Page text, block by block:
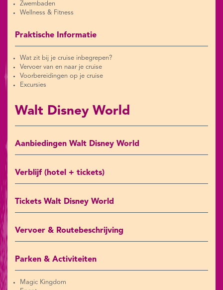
Zwembaden
Wellness & Fitness
Praktische Informatie
Wat zit bij je cruise inbegrepen?
Vervoer van en naar je cruise
Voorbereidingen op je cruise
Excursies
Walt Disney World
Aanbiedingen Walt Disney World
Verblijf (hotel + tickets)
Tickets Walt Disney World
Vervoer & Routebeschrijving
Parken & Activiteiten
Magic Kingdom